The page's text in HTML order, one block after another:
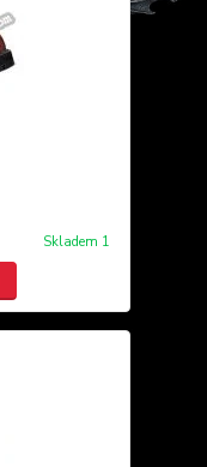
Skladem 1